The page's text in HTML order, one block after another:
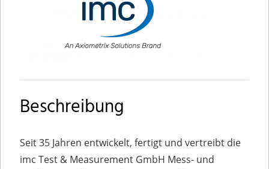
Beschreibung
Seit 35 Jahren entwickelt, fertigt und vertreibt die
imc Test & Measurement GmbH Mess- und